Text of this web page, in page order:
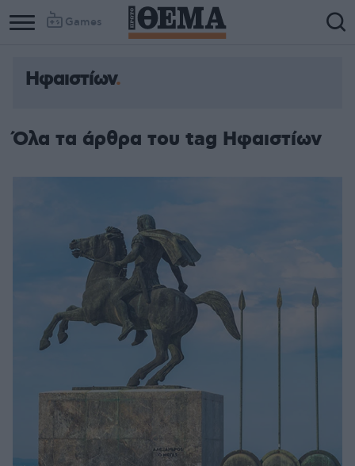
Games
Column
Column
Ηφαιστίων
Όλα τα άρθρα του tag Ηφαιστίων